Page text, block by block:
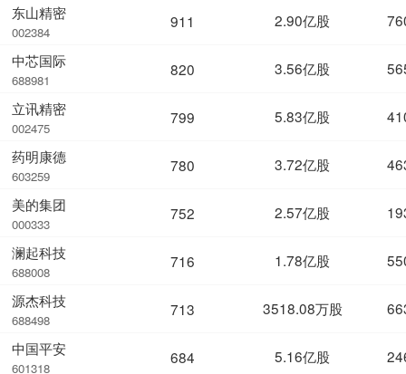
东山精密
002384
中芯国际
688981
立讯精密
002475
药明康德
603259
美的集团
000333
澜起科技
688008
源杰科技
688498
中国平安
601318
911 2.90亿股
820 3.56亿股
799 5.83亿股
780 3.72亿股
752 2.57亿股
716 1.78亿股
713 3518.08万股
684 5.16亿股